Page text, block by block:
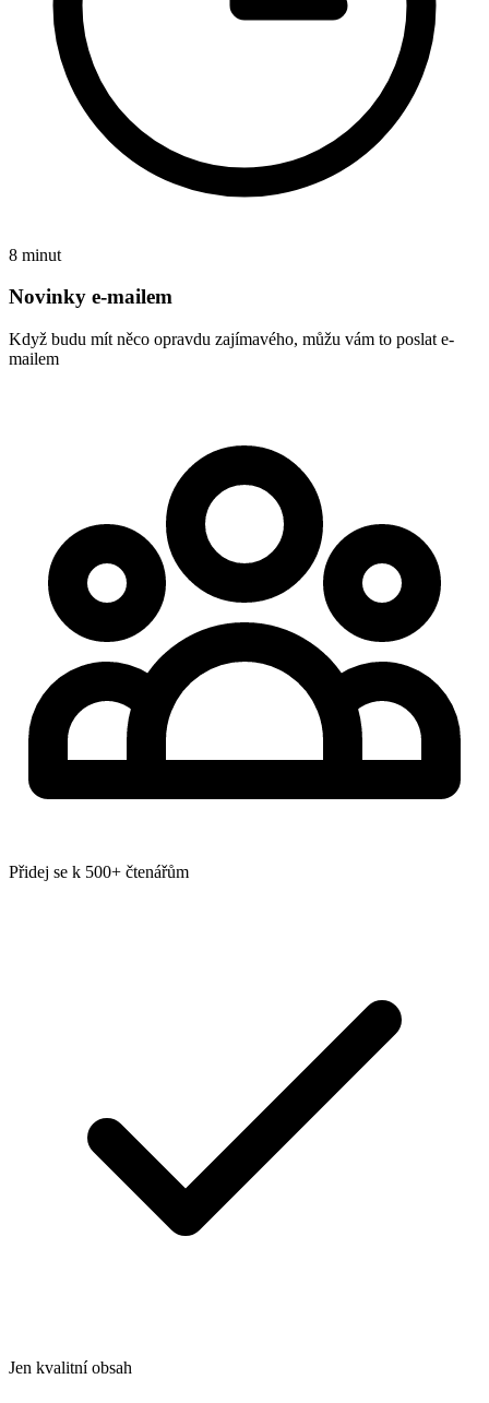
8 minut
Novinky e-mailem
Když budu mít něco opravdu zajímavého, můžu vám to poslat e-
mailem
Přidej se k 500+ čtenářům
Jen kvalitní obsah